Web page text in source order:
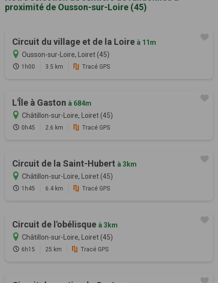
proximité de Ousson-sur-Loire (45)
Circuit du village et de la Loire à 11m
Ousson-sur-Loire, Loiret (45)
1h00 3.5 km Tracé GPS
L'Île à Gaston à 684m
Châtillon-sur-Loire, Loiret (45)
0h45 2.6 km Tracé GPS
Circuit de la Saint-Hubert à 3km
Châtillon-sur-Loire, Loiret (45)
1h45 6.4 km Tracé GPS
Circuit de l'obélisque à 3km
Châtillon-sur-Loire, Loiret (45)
6h15 25 km Tracé GPS